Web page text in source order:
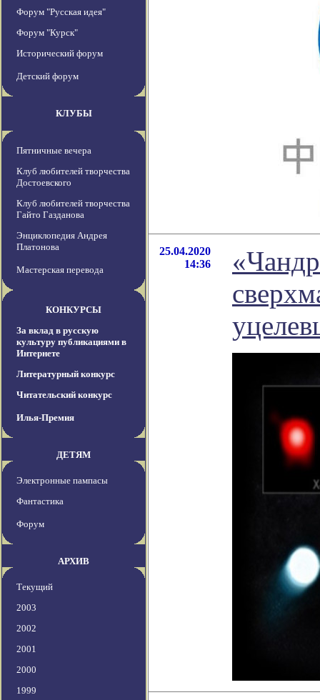
Форум "Русская идея"
Форум "Курск"
Исторический форум
Детский форум
КЛУБЫ
Пятничные вечера
Клуб любителей творчества
Достоевского
Клуб любителей творчества
Гайто Газданова
Энциклопедия Андрея
Платонова
Мастерская перевода
КОНКУРСЫ
За вклад в русскую
культуру публикациями в
Интернете
Литературный конкурс
Читательский конкурс
Илья-Премия
ДЕТЯМ
Электронные пампасы
Фантастика
Форум
АРХИВ
Текущий
2003
2002
2001
2000
1999
25.04.2020
14:36